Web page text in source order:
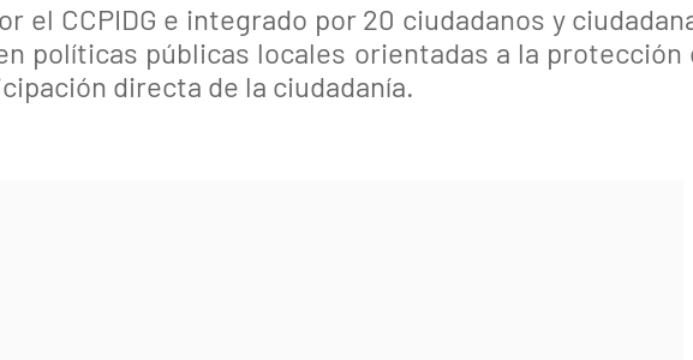
el CCPIDG e integrado por 20 ciudadanos y
políticas públicas locales orientadas a la protección
directa de la ciudadanía.